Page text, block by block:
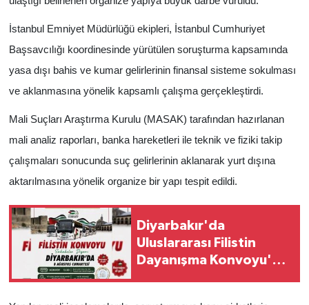
İstanbul Emniyet Müdürlüğü ekipleri, İstanbul Cumhuriyet
Başsavcılığı koordinesinde yürütülen soruşturma kapsamında
yasa dışı bahis ve kumar gelirlerinin finansal sisteme sokulması
ve aklanmasına yönelik kapsamlı çalışma gerçekleştirdi.
Mali Suçları Araştırma Kurulu (MASAK) tarafından hazırlanan
mali analiz raporları, banka hareketleri ile teknik ve fiziki takip
çalışmaları sonucunda suç gelirlerinin aklanarak yurt dışına
aktarılmasına yönelik organize bir yapı tespit edildi.
Diyarbakır'da
Uluslararası Filistin
Dayanışma Konvoyu'na